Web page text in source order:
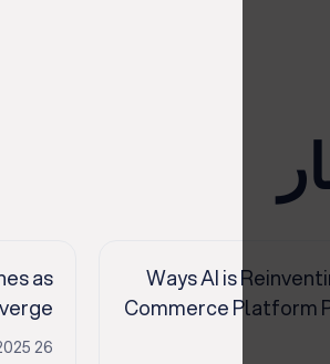
14 Ways AI is
Commerce Platform
as
26 August 2025